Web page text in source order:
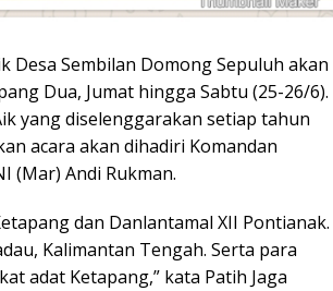
Desa Sembilan Domong Sepuluh akan
Dua, Jumat hingga Sabtu (25-26/6).
yang diselenggarakan setiap tahun
acara akan dihadiri Komandan
(Mar) Andi Rukman.
dan Danlantamal XII Pontianak.
Kalimantan Tengah. Serta para
adat Ketapang,” kata Patih Jaga